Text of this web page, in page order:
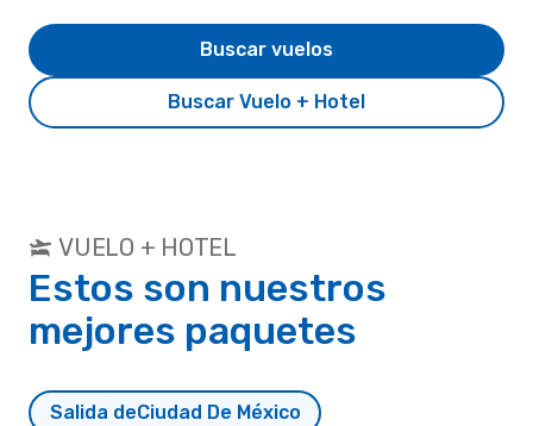
Buscar Vuelo + Hotel
Buscar vuelos
VUELO + HOTEL
Estos son nuestros
mejores paquetes
Salida deCiudad De México